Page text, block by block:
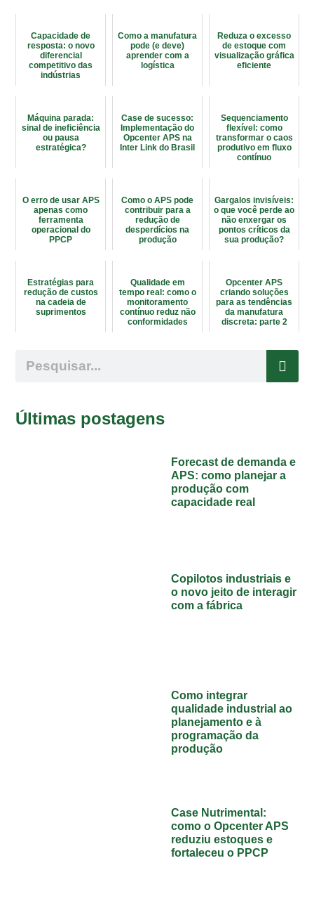
Capacidade de
resposta: o novo
diferencial
competitivo das
indústrias
Como a manufatura
pode (e deve)
aprender com a
logística
Reduza o excesso
de estoque com
visualização gráfica
eficiente
Máquina parada:
sinal de ineficiência
ou pausa
estratégica?
Case de sucesso:
Implementação do
Opcenter APS na
Inter Link do Brasil
Sequenciamento
flexível: como
transformar o caos
produtivo em fluxo
contínuo
O erro de usar APS
apenas como
ferramenta
operacional do
PPCP
Como o APS pode
contribuir para a
redução de
desperdícios na
produção
Gargalos invisíveis:
o que você perde ao
não enxergar os
pontos críticos da
sua produção?
Estratégias para
redução de custos
na cadeia de
suprimentos
Qualidade em
tempo real: como o
monitoramento
contínuo reduz não
conformidades
Opcenter APS
criando soluções
para as tendências
da manufatura
discreta: parte 2
Últimas postagens
Forecast de demanda e
APS: como planejar a
produção com
capacidade real
Copilotos industriais e
o novo jeito de interagir
com a fábrica
Como integrar
qualidade industrial ao
planejamento e à
programação da
produção
Case Nutrimental:
como o Opcenter APS
reduziu estoques e
fortaleceu o PPCP